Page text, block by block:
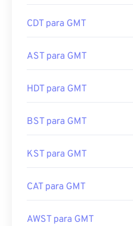
CDT para GMT
AST para GMT
HDT para GMT
BST para GMT
KST para GMT
CAT para GMT
AWST para GMT